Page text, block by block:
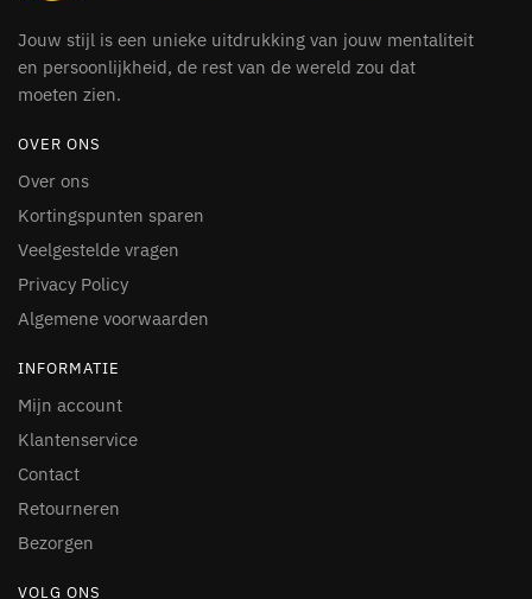
Jouw stijl is een unieke uitdrukking van jouw mentaliteit
en persoonlijkheid, de rest van de wereld zou dat
moeten zien.
OVER ONS
Over ons
Kortingspunten sparen
Veelgestelde vragen
Privacy Policy
Algemene voorwaarden
INFORMATIE
Mijn account
Klantenservice
Contact
Retourneren
Bezorgen
VOLG ONS